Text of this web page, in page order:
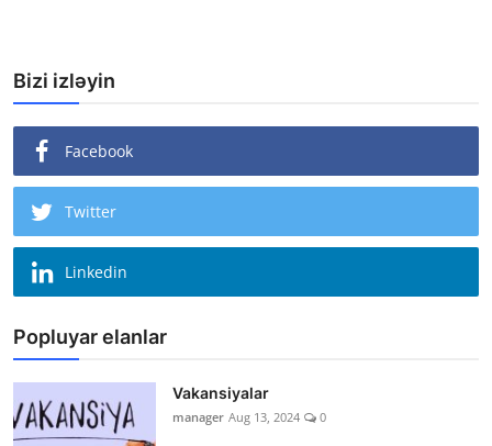
Bizi izləyin
Facebook
Twitter
Linkedin
Popluyar elanlar
Vakansiyalar
manager Aug 13, 2024 0